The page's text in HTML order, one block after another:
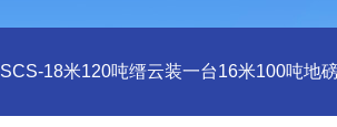
SCS-18米120吨缙云装一台16米100吨地